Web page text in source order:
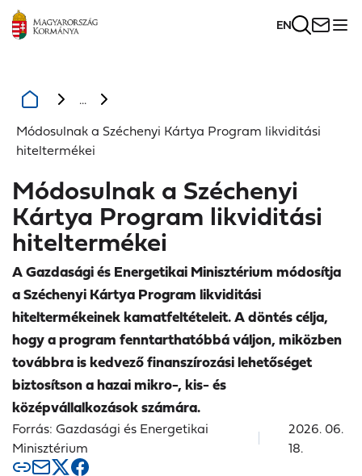
EN
...
Módosulnak a Széchenyi Kártya Program likviditási
hiteltermékei
Módosulnak a Széchenyi
Kártya Program likviditási
hiteltermékei
A Gazdasági és Energetikai Minisztérium módosítja
a Széchenyi Kártya Program likviditási
hiteltermékeinek kamatfeltételeit. A döntés célja,
hogy a program fenntarthatóbbá váljon, miközben
továbbra is kedvező finanszírozási lehetőséget
biztosítson a hazai mikro-, kis- és
középvállalkozások számára.
Forrás: Gazdasági és Energetikai
Minisztérium
2026. 06.
18.